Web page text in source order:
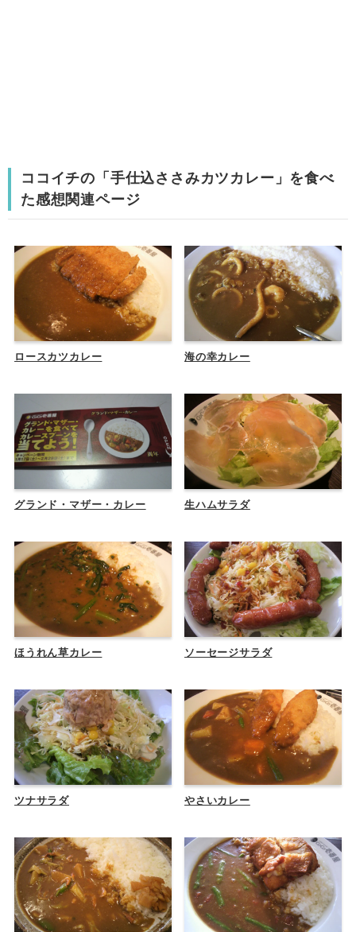
ココイチの「手仕込ささみカツカレー」を食べ
た感想関連ページ
ロースカツカレー 海の幸カレー
グランド・マザー・カレー 生ハムサラダ
ほうれん草カレー ソーセージサラダ
ツナサラダ やさいカレー